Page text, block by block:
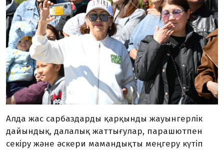
Алда жас сарбаздарды қарқынды жауынгерлік
дайындық, далалық жаттығулар, парашютпен
секіру және әскери мамандықты меңгеру күтіп